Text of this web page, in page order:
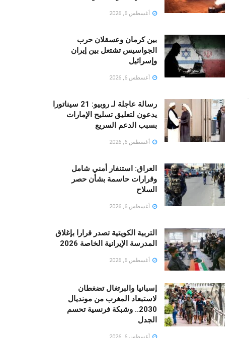
أغسطس 6, 2026
بين كرمان وعسقلان حرب
الجواسيس تشتعل بين إيران
وإسرائيل
أغسطس 6, 2026
رسالة عاجلة لـ روبيو: 21 سيناتورا
يدعون لتعليق تسليح الإمارات
بسبب الدعم السريع
أغسطس 6, 2026
العراق: استنفار أمني شامل
وقرارات حاسمة بشأن حصر
السلاح
أغسطس 6, 2026
التربية الكويتية تصدر قرارا بإغلاق
المدرسة الإيرانية الخاصة 2026
أغسطس 6, 2026
إسبانيا والبرتغال تضغطان
لاستبعاد المغرب من مونديال
2030.. وشبكة فرنسية تحسم
الجدل